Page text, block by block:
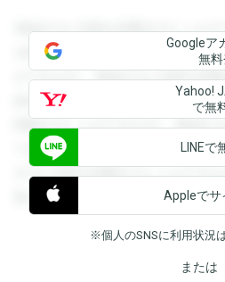
登録すると回答を閲覧することが
を閲覧することができます。登録
ができます。登録すると回答を閲
録すると回答を閲覧することがで
閲覧することができます。登録す
できます。登録すると回答を閲覧
すると回答を閲覧することができ
覧することができます。
Googleア
無
Yahoo!
で無
LINEで
Appleでサ
※個人のSNSに利用状況
または